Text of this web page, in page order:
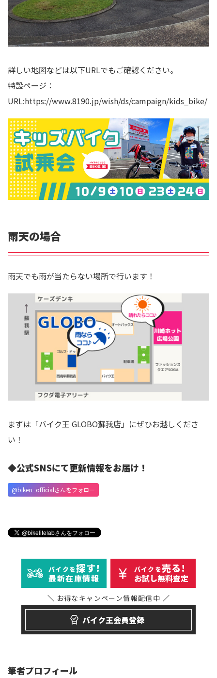
詳しい地図などは以下URLでもご確認ください。
特設ページ：
URL:https://www.8190.jp/wish/ds/campaign/kids_bike/
雨天の場合
雨天でも雨が当たらない場所で行います！
まずは「バイク王 GLOBO蘇我店」にぜひお越しくださ
い！
◆公式SNSにて更新情報をお届け！
@bikeo_officialさんをフォロー
バイクを探す!
最新在庫情報
バイクを売る!
お試し無料査定
バイク王会員登録
お得なキャンペーン情報配信中
筆者プロフィール